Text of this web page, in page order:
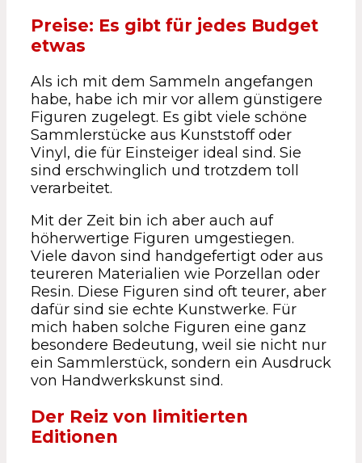
Preise: Es gibt für jedes Budget
etwas
Als ich mit dem Sammeln angefangen
habe, habe ich mir vor allem günstigere
Figuren zugelegt. Es gibt viele schöne
Sammlerstücke aus Kunststoff oder
Vinyl, die für Einsteiger ideal sind. Sie
sind erschwinglich und trotzdem toll
verarbeitet.
Mit der Zeit bin ich aber auch auf
höherwertige Figuren umgestiegen.
Viele davon sind handgefertigt oder aus
teureren Materialien wie Porzellan oder
Resin. Diese Figuren sind oft teurer, aber
dafür sind sie echte Kunstwerke. Für
mich haben solche Figuren eine ganz
besondere Bedeutung, weil sie nicht nur
ein Sammlerstück, sondern ein Ausdruck
von Handwerkskunst sind.
Der Reiz von limitierten
Editionen